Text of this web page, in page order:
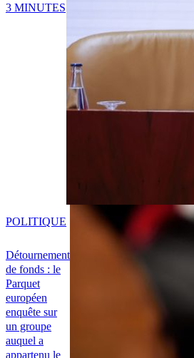
3 MINUTES
Détournement
de fonds : le
Parquet
européen
enquête sur
un groupe
auquel a
appartenu le
POLITIQUE